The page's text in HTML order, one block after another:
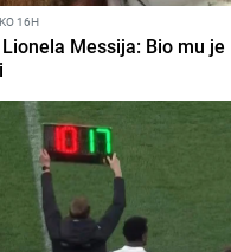
16H
Messija: Bio mu